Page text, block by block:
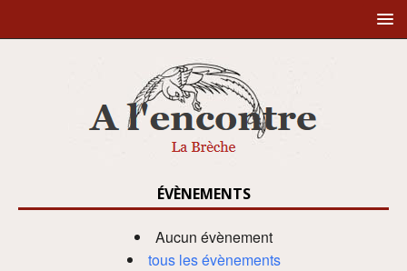
ÉVÈNEMENTS
Aucun évènement
tous les évènements